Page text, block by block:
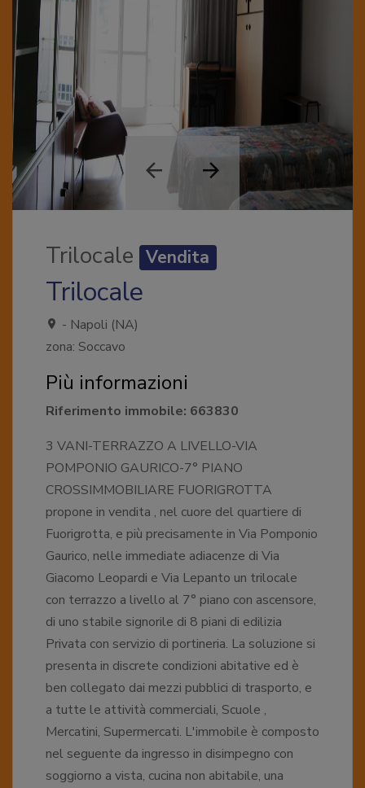
Trilocale Vendita
Trilocale
- Napoli (NA)
zona: Soccavo
Più informazioni
Riferimento immobile: 663830
3 VANI-TERRAZZO A LIVELLO-VIA
POMPONIO GAURICO-7° PIANO
CROSSIMMOBILIARE FUORIGROTTA
propone in vendita , nel cuore del quartiere di
Fuorigrotta, e più precisamente in Via Pomponio
Gaurico, nelle immediate adiacenze di Via
Giacomo Leopardi e Via Lepanto un trilocale
con terrazzo a livello al 7° piano con ascensore,
di uno stabile signorile di 8 piani di edilizia
Privata con servizio di portineria. La soluzione si
presenta in discrete condizioni abitative ed è
ben collegato dai mezzi pubblici di trasporto, e
a tutte le attività commerciali, Scuole ,
Mercatini, Supermercati. L'immobile è composto
nel seguente da ingresso in disimpegno con
soggiorno a vista, cucina non abitabile, una